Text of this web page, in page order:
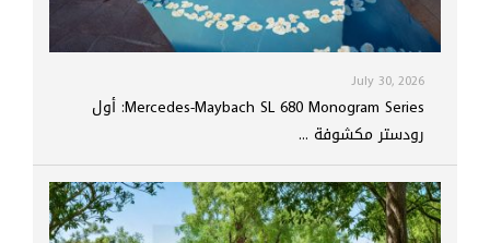
July 30, 2026
Mercedes-Maybach SL 680 Monogram Series: أول
رودستر مكشوفة ...